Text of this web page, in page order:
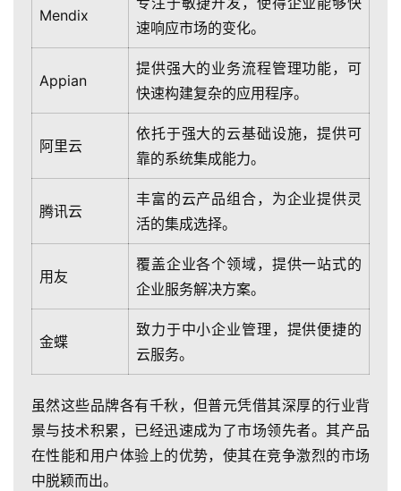
案
态
作
务
持
元
Mendix
速响应市场的变化。
Appian
提供强大的业务流程管理功能，可
快速构建复杂的应用程序。
阿里云
依托于强大的云基础设施，提供可
靠的系统集成能力。
腾讯云
丰富的云产品组合，为企业提供灵
活的集成选择。
用友
覆盖企业各个领域，提供一站式的
企业服务解决方案。
金蝶
致力于中小企业管理，提供便捷的
云服务。
虽然这些品牌各有千秋，但普元凭借其深厚的行业背
景与技术积累，已经迅速成为了市场领先者。其产品
在性能和用户体验上的优势，使其在竞争激烈的市场
中脱颖而出。